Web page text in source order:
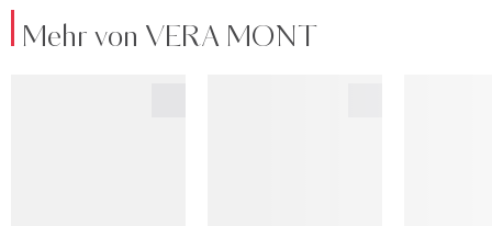
Mehr von VERA MONT